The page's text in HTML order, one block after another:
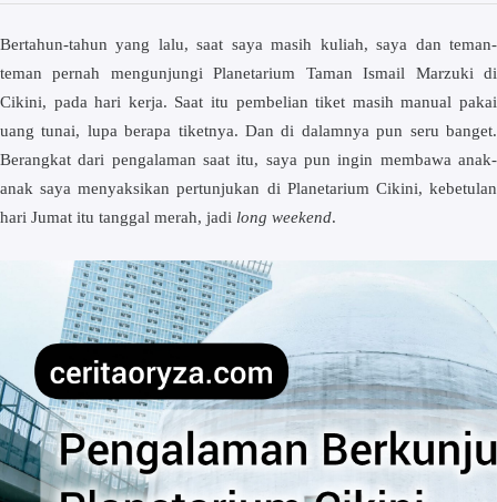
Bertahun-tahun yang lalu, saat saya masih kuliah, saya dan teman-
teman pernah mengunjungi Planetarium Taman Ismail Marzuki di
Cikini, pada hari kerja. Saat itu pembelian tiket masih manual pakai
uang tunai, lupa berapa tiketnya. Dan di dalamnya pun seru banget.
Berangkat dari pengalaman saat itu, saya pun ingin membawa anak-
anak saya menyaksikan pertunjukan di Planetarium Cikini, kebetulan
hari Jumat itu tanggal merah, jadi long weekend.